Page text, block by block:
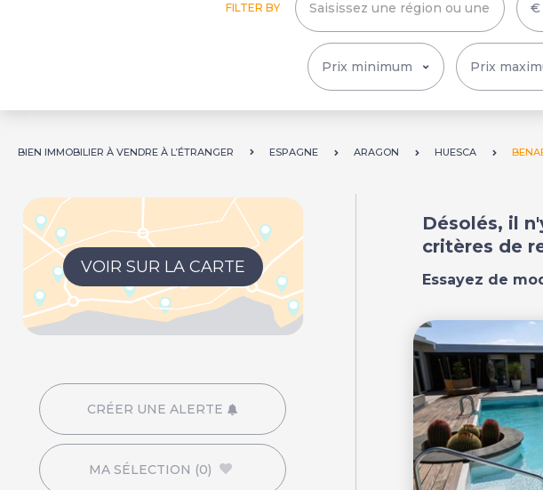
FILTER BY
BIEN IMMOBILIER À VENDRE À L’ÉTRANGER ESPAGNE ARAGON HUESCA
VOIR SUR LA CARTE
CRÉER UNE ALERTE
MA SÉLECTION (0)
Désolés, il
critères de
Essayez de